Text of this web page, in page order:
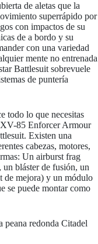
de aletas que la
superrápido por
con impactos de su
de a bordo y su
con una variedad
mente no entrenada
Battlesuit sobrevuele
de puntería
todo lo que necesitas
XV-85 Enforcer Armour
Existen una
cabezas, motores,
Un airburst frag
bláster de fusión, un
de mejora) y un módulo
se puede montar como
peana redonda Citadel